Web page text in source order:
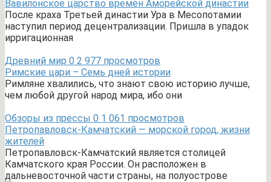
Вавилонское царство времен Аморейской династии
После краха Третьей династии Ура в Месопотамии
наступил период децентрализации. Пришла в упадок
ирригационная
Древний мир 0 2 977 просмотров
Римские цари – Семь дней истории
Римляне хвалились, что знают свою историю лучше,
чем любой другой народ мира, ибо они
Обзоры из прессы 0 1 061 просмотров
Петропавловск-Камчатский — морской город, жизни
жителей
Петропавловск-Камчатский является столицей
Камчатского края России. Он расположен в
дальневосточной части страны, на полуострове